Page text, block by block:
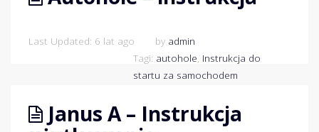
Last Updated: 6 lat ago by admin
Tagi: autohole, Instrukcja do
startu za samochodem
Janus A – Instrukcja